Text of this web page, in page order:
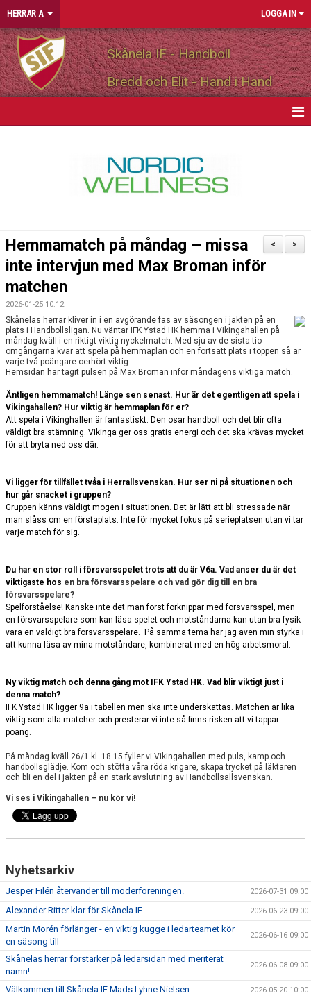
HERRAR A LOGGA IN
Skånela IF - Handboll
Bredd och Elit - Hand i Hand
TRUPPEN
PERSONLIGA PARTNERS
BILDGALLERI
DOKUMENT
KONTAKT
>
<
Hemmamatch på måndag – missa
inte intervjun med Max Broman inför
matchen
2026-01-25 10:12
Skånelas herrar kliver in i en avgörande fas av säsongen i jakten på en
plats i Handbollsligan. Nu väntar IFK Ystad HK hemma i Vikingahallen på
måndag kväll i en riktigt viktig nyckelmatch. Med sju av de sista tio
omgångarna kvar att spela på hemmaplan och en fortsatt plats i toppen så är
varje två poängare oerhört viktig.
Hemsidan har tagit pulsen på Max Broman inför måndagens viktiga match.
Äntligen hemmamatch! Länge sen senast. Hur är det egentligen att spela i
Vikingahallen? Hur viktig är hemmaplan för er?
Att spela i Vikinghallen är fantastiskt. Den osar handboll och det blir ofta
väldigt bra stämning. Vikinga ger oss gratis energi och det ska krävas mycket
för att bryta ned oss där.
Vi ligger för tillfället tvåa i Herrallsvenskan. Hur ser ni på situationen och
hur går snacket i gruppen?
Gruppen känns väldigt mogen i situationen. Det är lätt att bli stressade när
man slåss om en förstaplats. Inte för mycket fokus på serieplatsen utan vi tar
varje match för sig.
Du har en stor roll i försvarsspelet trots att du är V6a. Vad anser du är det
viktigaste hos en bra försvarsspelare och vad gör dig till en bra
försvarsspelare?
Spelförståelse! Kanske inte det man först förknippar med försvarsspel, men
en försvarsspelare som kan läsa spelet och motståndarna kan utan bra fysik
vara en väldigt bra försvarsspelare.
På samma tema har jag även min styrka i
att kunna läsa av mina motståndare, kombinerat med en hög arbetsmoral.
Ny viktig match och denna gång mot IFK Ystad HK. Vad blir viktigt just i
denna match?
IFK Ystad HK ligger 9a i tabellen men ska inte underskattas. Matchen är lika
viktig som alla matcher och presterar vi inte så finns risken att vi tappar
poäng.
På måndag kväll 26/1 kl. 18.15 fyller vi Vikingahallen med puls, kamp och
handbollsglädje. Kom och stötta våra röda krigare, skapa trycket på läktaren
och bli en del i jakten på en stark avslutning av Handbollsallsvenskan.
Vi ses i Vikingahallen – nu kör vi!
Nyhetsarkiv
Jesper Filén återvänder till moderföreningen. 2026-07-31 09:00
Alexander Ritter klar för Skånela IF 2026-06-23 09:00
Martin Morén förlänger - en viktig kugge i ledarteamet kör
en säsong till
2026-06-16 09:00
Skånelas herrar förstärker på ledarsidan med meriterat
namn!
2026-06-08 09:00
Välkommen till Skånela IF Mads Lyhne Nielsen 2026-05-20 10:00